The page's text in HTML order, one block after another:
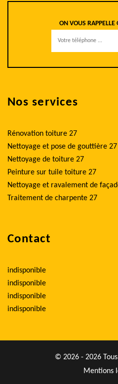
ON VOUS
Nos services
Rénovation toiture 27
Nettoyage et pose de gouttière 27
Nettoyage de toiture 27
Peinture sur tuile toiture 27
Nettoyage et ravalement de
Traitement de charpente 27
Contact
indisponible
indisponible
indisponible
indisponible
© 2026 - 2026
Mentions